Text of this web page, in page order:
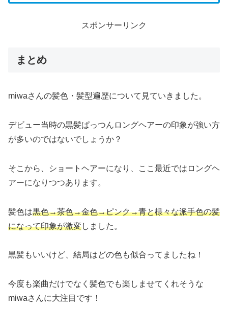
スポンサーリンク
まとめ
miwaさんの髪色・髪型遍歴について見ていきました。
デビュー当時の黒髪ぱっつんロングヘアーの印象が強い方
が多いのではないでしょうか？
そこから、ショートヘアーになり、ここ最近ではロングヘ
アーになりつつあります。
髪色は黒色→茶色→金色→ピンク→青と様々な派手色の髪
になって印象が激変しました。
黒髪もいいけど、結局はどの色も似合ってましたね！
今度も楽曲だけでなく髪色でも楽しませてくれそうな
miwaさんに大注目です！